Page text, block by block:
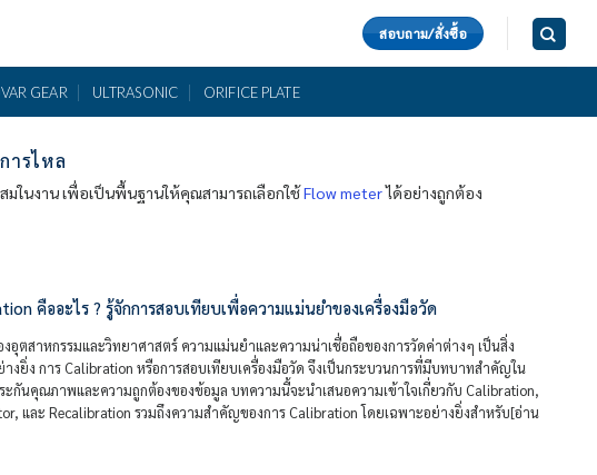
สอบถาม/สั่งซื้อ
GEAR ULTRASONIC ORIFICE PLATE
ารไหล
มในงาน เพื่อเป็นพื้นฐานให้คุณสามารถเลือกใช้Flow meterได้อย่างถูกต้อง
คืออะไร ? รู้จักการสอบเทียบเพื่อความแม่นยำของเครื่องมือวัด
งอุตสาหกรรมและวิทยาศาสตร์ ความแม่นยำและความน่าเชื่อถือของการวัดค่าต่างๆ เป็นสิ่ง
งยิ่ง การ Calibration หรือการสอบเทียบเครื่องมือวัด จึงเป็นกระบวนการที่มีบทบาทสำคัญใน
ะกันคุณภาพและความถูกต้องของข้อมูล บทความนี้จะนำเสนอความเข้าใจเกี่ยวกับ Calibration,
และ Recalibration รวมถึงความสำคัญของการ Calibration โดยเฉพาะอย่างยิ่งสำหรับ[อ่าน